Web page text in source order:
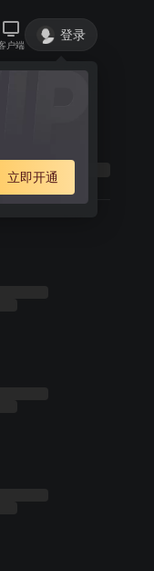
户端
登录
立即开通